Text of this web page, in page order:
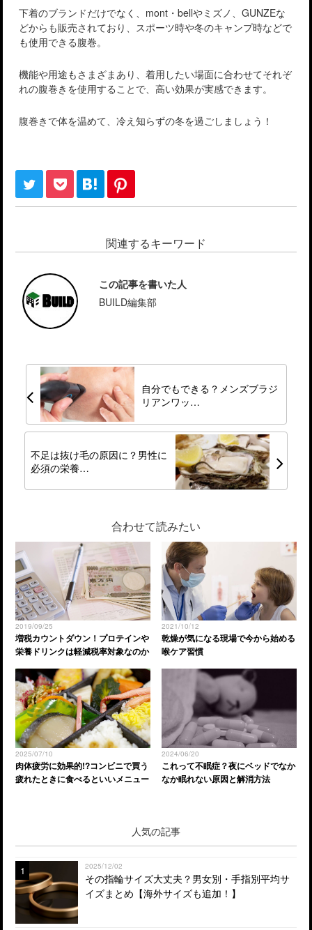
下着のブランドだけでなく、mont・bellやミズノ、GUNZEな
どからも販売されており、スポーツ時や冬のキャンプ時などで
も使用できる腹巻。
機能や用途もさまざまあり、着用したい場面に合わせてそれぞ
れの腹巻きを使用することで、高い効果が実感できます。
腹巻きで体を温めて、冷え知らずの冬を過ごしましょう！
関連するキーワード
この記事を書いた人
BUILD編集部
自分でもできる？メンズブラジ
リアンワッ…
不足は抜け毛の原因に？男性に
必須の栄養…
合わせて読みたい
2019/09/25
増税カウントダウン！プロテインや
栄養ドリンクは軽減税率対象なのか
2021/10/12
乾燥が気になる現場で今から始める
喉ケア習慣
2025/07/10
肉体疲労に効果的!?コンビニで買う
疲れたときに食べるといいメニュー
2024/06/20
これって不眠症？夜にベッドでなか
なか眠れない原因と解消方法
人気の記事
1 2025/12/02
その指輪サイズ大丈夫？男女別・手指別平均サ
イズまとめ【海外サイズも追加！】